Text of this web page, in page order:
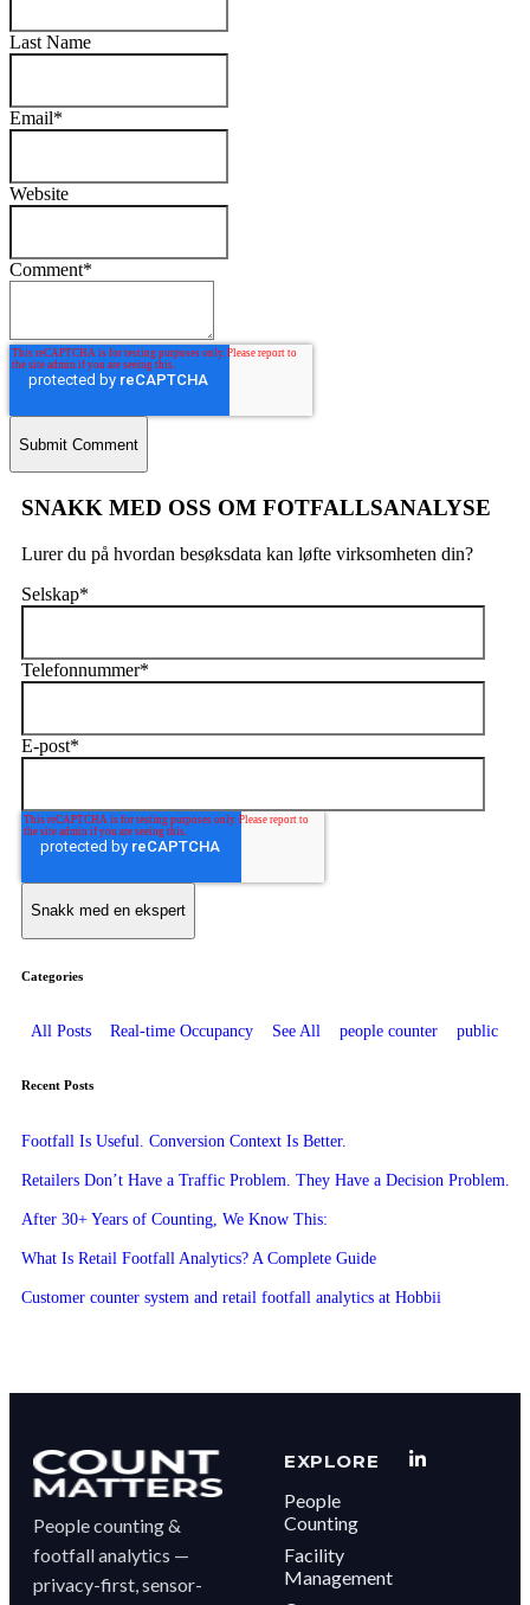
Last Name
Email*
Website
Comment*
SNAKK MED OSS OM FOTFALLSANALYSE
Lurer du på hvordan besøksdata kan løfte virksomheten din?
Selskap*
Telefonnummer*
E-post*
Categories
All Posts Real-time Occupancy See All people counter public
Recent Posts
Footfall Is Useful. Conversion Context Is Better.
Retailers Don’t Have a Traffic Problem. They Have a Decision Problem.
After 30+ Years of Counting, We Know This:
What Is Retail Footfall Analytics? A Complete Guide
Customer counter system and retail footfall analytics at Hobbii
People counting &
footfall analytics —
privacy-first, sensor-
EXPLORE
People
Counting
Facility
Management